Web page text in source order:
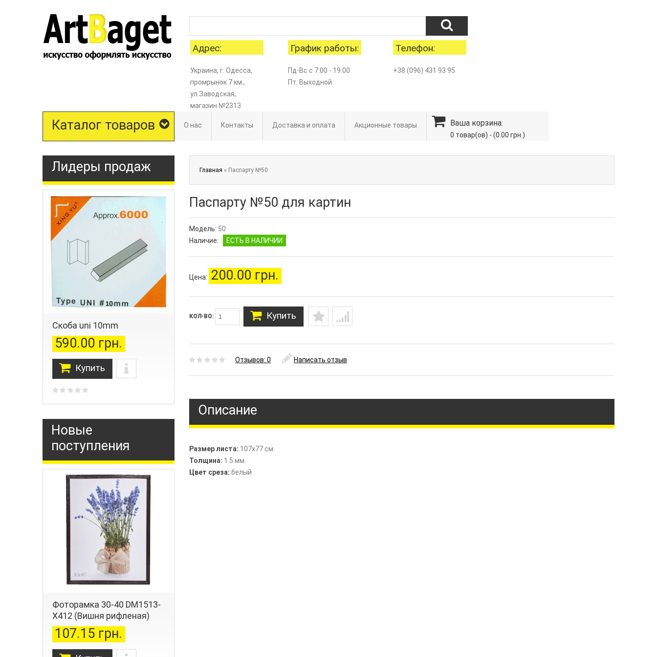
Адрес:
Украина, г. Одесса,
промрынок 7 км.,
ул.Заводская,
магазин №2313
График работы:
Пд-Вс с 7:00 - 19:00
Пт: Выходной
Телефон:
+38 (096) 431 93 95
Каталог товаров О нас Контакты Доставка и оплата Акционные товары Ваша корзина:
0 товар(ов) - (0.00 грн.)
Лидеры продаж
Скоба uni 10mm
590.00 грн.
Купить
Новые
поступления
Фоторамка 30-40 DM1513-
X412 (Вишня рифленая)
107.15 грн.
Главная » Паспарту №50
Паспарту №50 для картин
Модель: 50
Наличие:
ЕСТЬ В НАЛИЧИИ
Цена: 200.00 грн.
КОЛ-ВО: Купить
Отзывов: 0 Написать отзыв
Описание
Размер листа: 107х77 см.
Толщина: 1.5 мм.
Цвет среза: белый